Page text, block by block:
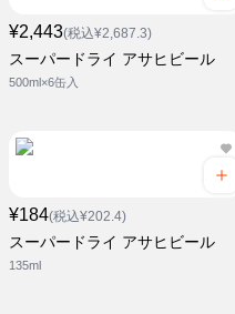
¥2,443(税込¥2,687.3)
スーパードライ アサヒビール
500ml×6缶入
¥184(税込¥202.4)
スーパードライ アサヒビール
135ml